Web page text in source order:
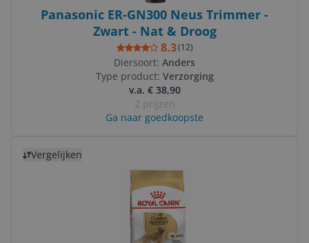
Panasonic ER-GN300 Neus Trimmer -
Zwart - Nat & Droog
8.3(12)
Diersoort: Anders
Type product: Verzorging
v.a. € 38,90
2 prijzen
Ga naar goedkoopste
Vergelijken